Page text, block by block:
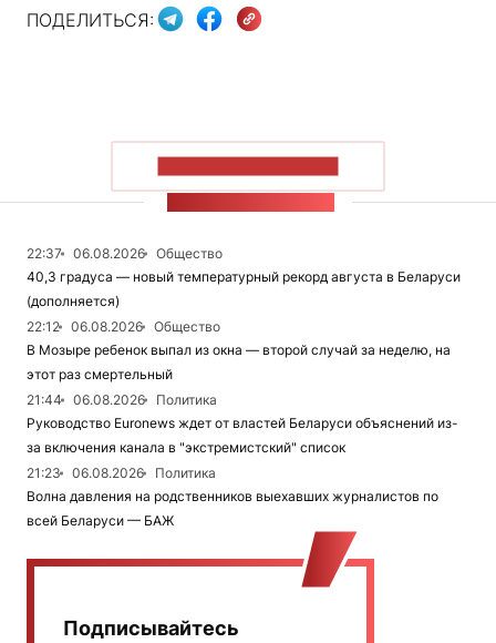
ПОДЕЛИТЬСЯ:
22:37 06.08.2026
Общество
40,3 градуса — новый температурный рекорд августа в Беларуси
(дополняется)
22:12
06.08.2026
Общество
В Мозыре ребенок выпал из окна — второй случай за неделю, на
этот раз смертельный
21:44
06.08.2026
Политика
Руководство Euronews ждет от властей Беларуси объяснений из-
за включения канала в "экстремистский" список
21:23
06.08.2026
Политика
Волна давления на родственников выехавших журналистов по
всей Беларуси — БАЖ
Подписывайтесь